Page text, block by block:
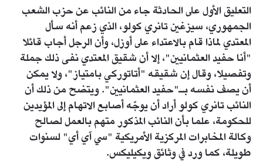
التعليق الأول على الحادثة جاء من النائب عن حزب الشعب
الجمهوري، سيزغين تانري كولو، الذي زعم أنه سأل
المعتدي لماذا قام بالاعتداء على أوزل، وأن الرجل أجاب قائلا
"أنا حفيد العثمانيين"، إلا أن شقيق المعتدي نفى ذلك جملة
وتفصيلا، وقال إن شقيقه "أتاتوركي بامتياز"، ولا يمكن
أن يصف نفسه بـ"حفيد العثمانيين". ويتضح من ذلك أن
النائب تانري كولو أراد أن يوجّه أصابع الاتهام إلى المؤيدين
للحكومة، علما بأن النائب المذكور متهم بالعمل لصالح
وكالة المخابرات المركزية الأمريكية "سي آي أي" لسنوات
طويلة، كما ورد في وثائق ويكيليكس.